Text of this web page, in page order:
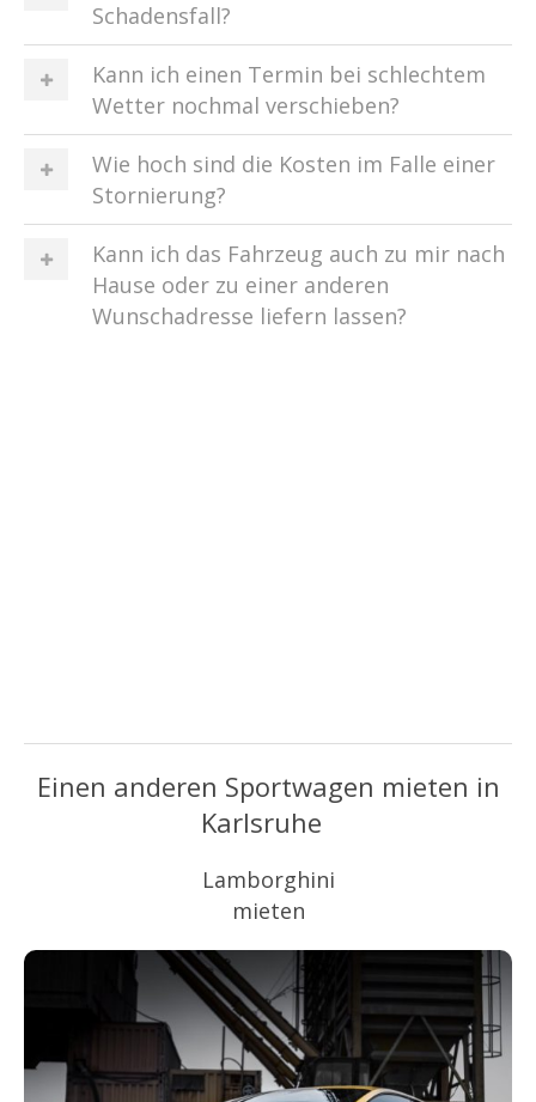
Schadensfall?
Kann ich einen Termin bei schlechtem
Wetter nochmal verschieben?
Wie hoch sind die Kosten im Falle einer
Stornierung?
Kann ich das Fahrzeug auch zu mir nach
Hause oder zu einer anderen
Wunschadresse liefern lassen?
Einen anderen Sportwagen mieten in
Karlsruhe
Lamborghini
mieten